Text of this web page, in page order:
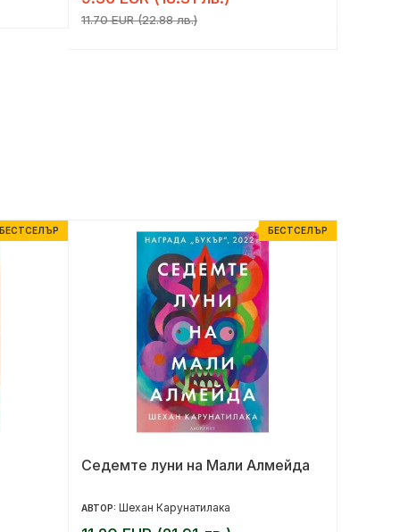
11.70 EUR (22.88 лв.)
БЕСТСЕЛЪР БЕСТСЕЛЪР
Седемте луни на Мали Алмейда
АВТОР: Шехан Карунатилака